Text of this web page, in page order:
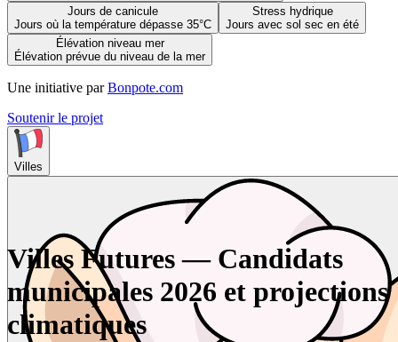
Jours de canicule
Jours où la température dépasse 35°C
Stress hydrique
Jours avec sol sec en été
Élévation niveau mer
Élévation prévue du niveau de la mer
Une initiative par Bonpote.com
Soutenir le projet
Villes
Villes Futures — Candidats
municipales 2026 et projections
climatiques